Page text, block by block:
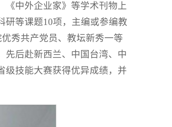
《中外企业家》等学术刊物上
研等课题10项，主编或参编教
秀共产党员、教坛新秀一等
先后赴新西兰、中国台湾、中
级技能大赛获得优异成绩，并